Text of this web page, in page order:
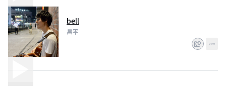
bell
昌平